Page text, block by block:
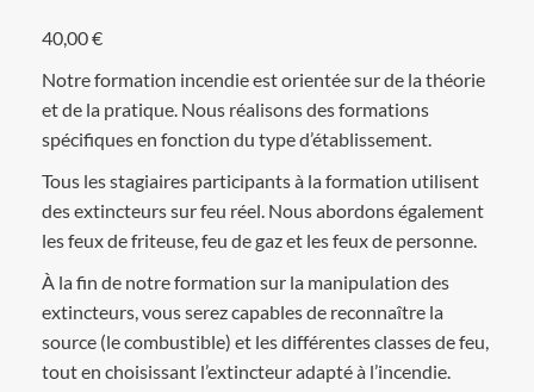
40,00€
Notre formation incendie est orientée sur de la théorie
et de la pratique. Nous réalisons des formations
spécifiques en fonction du type d’établissement.
Tous les stagiaires participants à la formation utilisent
des extincteurs sur feu réel. Nous abordons également
les feux de friteuse, feu de gaz et les feux de personne.
À la fin de notre formation sur la manipulation des
extincteurs, vous serez capables de reconnaître la
source (le combustible) et les différentes classes de feu,
tout en choisissant l’extincteur adapté à l’incendie.